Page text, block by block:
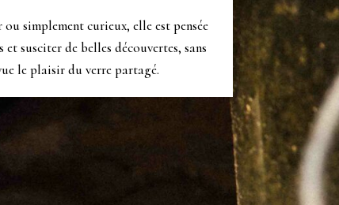
ou simplement curieux, elle est pensée
susciter de belles découvertes, sans
le plaisir du verre partagé.